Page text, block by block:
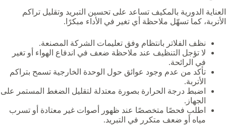
العناية الدورية بالمكيف تساعد على تحسين التبريد وتقليل تراكم
الأتربة، كما تسهّل ملاحظة أي تغير في الأداء مبكرًا.
نظف الفلاتر بانتظام وفق تعليمات الشركة المصنعة.
لا تؤجل التنظيف عند ملاحظة ضعف في اندفاع الهواء أو تغير
في الرائحة.
تأكد من عدم وجود عوائق حول الوحدة الخارجية تسمح بتراكم
الأتربة.
اضبط درجة الحرارة بصورة معتدلة لتقليل الضغط المستمر على
الجهاز.
اطلب فحصًا متخصصًا عند ظهور أصوات غير معتادة أو تسرب
مياه أو ضعف متكرر في التبريد.